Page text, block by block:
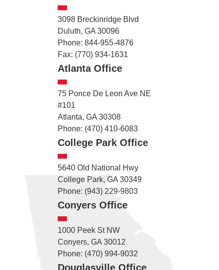
3098 Breckinridge Blvd
Duluth, GA 30096
Phone: 844-955-4876
Fax: (770) 934-1631
Atlanta Office
75 Ponce De Leon Ave NE
#101
Atlanta, GA 30308
Phone: (470) 410-6083
College Park Office
5640 Old National Hwy
College Park, GA 30349
Phone: (943) 229-9803
Conyers Office
1000 Peek St NW
Conyers, GA 30012
Phone: (470) 994-9032
Douglasville Office